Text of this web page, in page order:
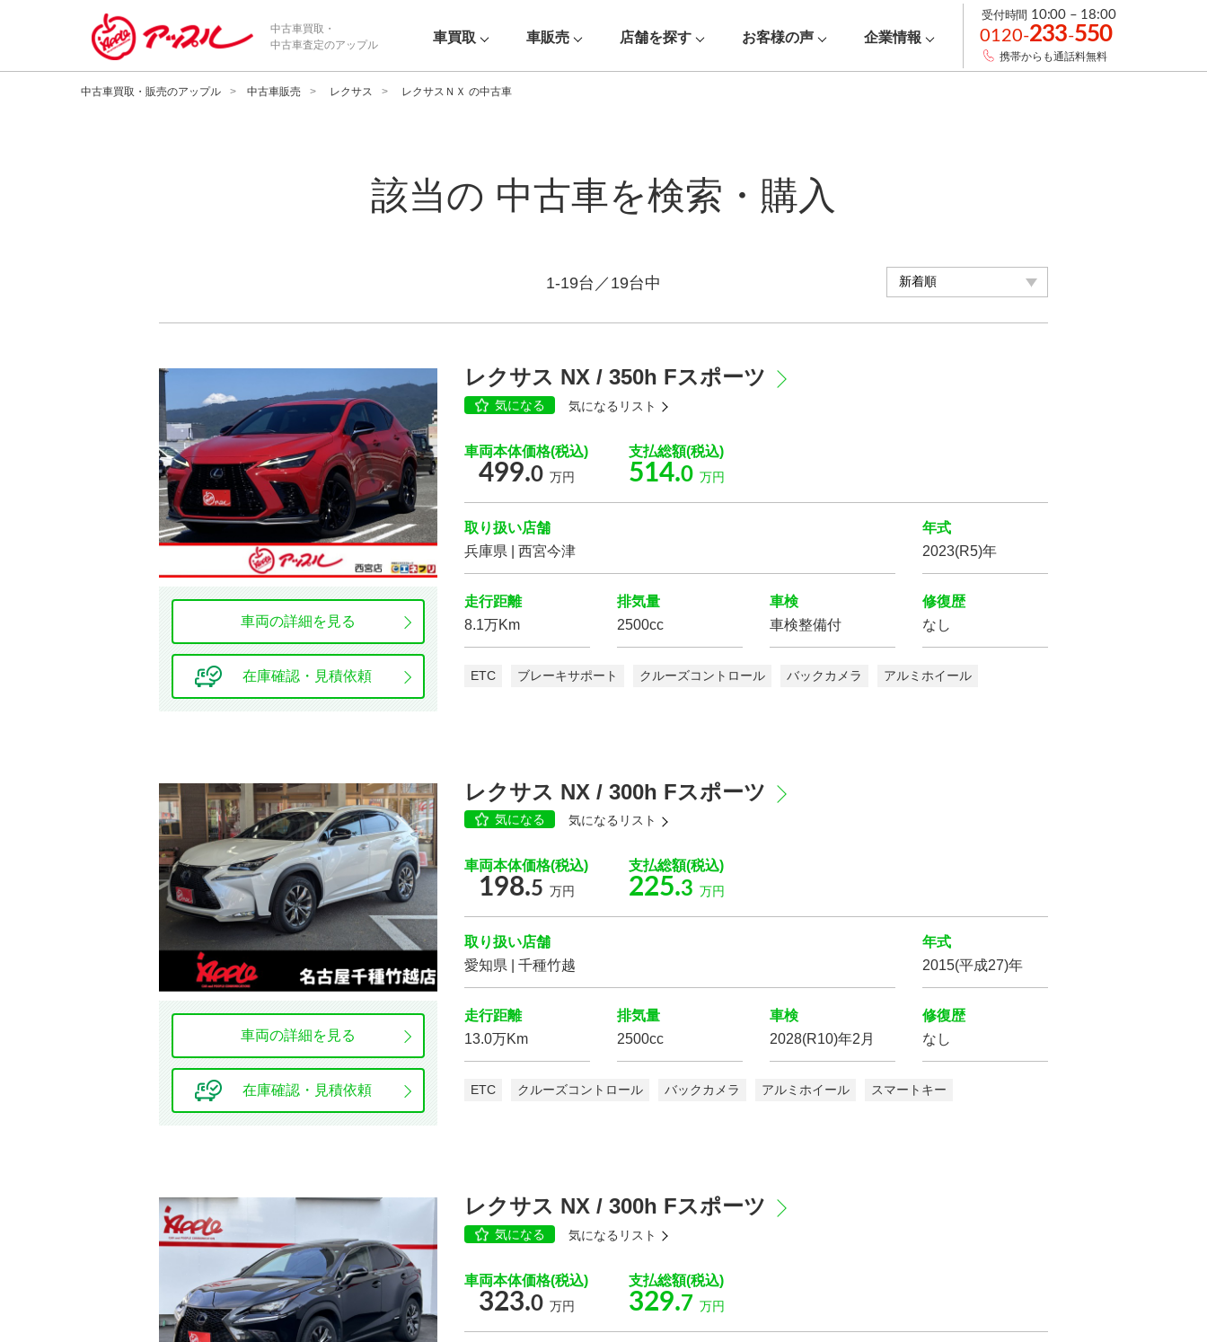
中古車買取・
中古車査定のアップル
車買取 車販売 店舗を探す お客様の声 企業情報
受付時間 10:00 – 18:00
0120-233-550
携帯からも通話料無料
中古車買取・販売のアップル 中古車販売 レクサス レクサスＮＸ の中古車
該当の 中古車を検索・購入
1-19台／19台中
年式 車体の色
価格
車検の残り 排気量
こだわりの条件
修復歴
ミッション 駆動方式
エンジン種別 乗車定員
該当車 168
検索する
レクサス NX / 350h Fスポーツ
気になる 気になるリスト
車両本体価格(税込)
499.0 万円
支払総額(税込)
514.0 万円
取り扱い店舗
兵庫県 | 西宮今津
年式
2023(R5)年
走行距離
8.1万Km
排気量
2500cc
車検
車検整備付
修復歴
なし
ETC ブレーキサポート クルーズコントロール バックカメラ アルミホイール
車両の詳細を見る
在庫確認・見積依頼
レクサス NX / 300h Fスポーツ
気になる 気になるリスト
車両本体価格(税込)
198.5 万円
支払総額(税込)
225.3 万円
取り扱い店舗
愛知県 | 千種竹越
年式
2015(平成27)年
走行距離
13.0万Km
排気量
2500cc
車検
2028(R10)年2月
修復歴
なし
ETC クルーズコントロール バックカメラ アルミホイール スマートキー
車両の詳細を見る
在庫確認・見積依頼
レクサス NX / 300h Fスポーツ
気になる 気になるリスト
車両本体価格(税込)
323.0 万円
支払総額(税込)
329.7 万円